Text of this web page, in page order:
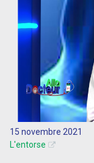
15 novembre 2021
L'entorse